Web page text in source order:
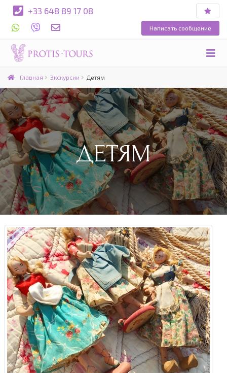
+33 648 89 17 08
Написать сообщение
Главная Экскурсии Детям
ДЕТЯМ